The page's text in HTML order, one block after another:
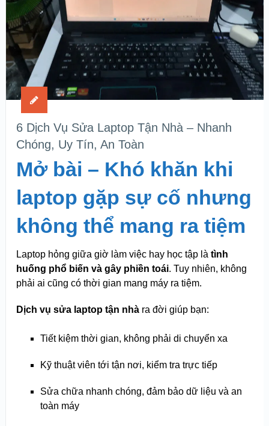
6 Dịch Vụ Sửa Laptop Tận Nhà – Nhanh
Chóng, Uy Tín, An Toàn
Mở bài – Khó khăn khi
laptop gặp sự cố nhưng
không thể mang ra tiệm
Laptop hỏng giữa giờ làm việc hay học tập là tình
huống phổ biến và gây phiền toái. Tuy nhiên, không
phải ai cũng có thời gian mang máy ra tiệm.
Dịch vụ sửa laptop tận nhàra đời giúp bạn:
Tiết kiệm thời gian, không phải di chuyển xa
Kỹ thuật viên tới tận nơi, kiểm tra trực tiếp
Sửa chữa nhanh chóng, đảm bảo dữ liệu và an
toàn máy